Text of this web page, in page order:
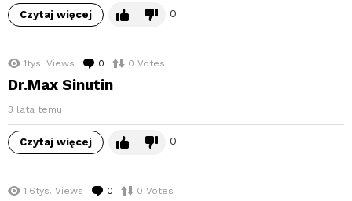
Czytaj więcej 0
1tys. Views 0 komentarzy
0 Votes
Dr.Max Sinutin
3 lata temu
Czytaj więcej 0
1.6tys. Views 0 komentarzy
0 Votes